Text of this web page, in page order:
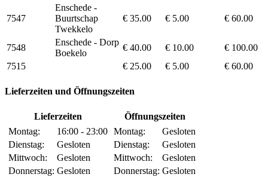
7547
Enschede -
Buurtschap
Twekkelo
€ 35.00 € 5.00 € 60.00
7548
Enschede - Dorp
Boekelo
€ 40.00 € 10.00
€ 100.00
7515
€ 25.00 € 5.00 € 60.00
Lieferzeiten und Öffnungszeiten
Lieferzeiten
Öffnungszeiten
Montag:
16:00 - 23:00
Dienstag:
Gesloten
Mittwoch:
Gesloten
Donnerstag: Gesloten
Montag:
Gesloten
Dienstag:
Gesloten
Mittwoch:
Gesloten
Donnerstag: Gesloten